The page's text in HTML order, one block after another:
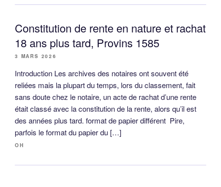
Constitution de rente en nature et rachat
18 ans plus tard, Provins 1585
3 MARS 2026
Introduction Les archives des notaires ont souvent été
reliées mais la plupart du temps, lors du classement, fait
sans doute chez le notaire, un acte de rachat d’une rente
était classé avec la constitution de la rente, alors qu’il est
des années plus tard. format de papier différent Pire,
parfois le format du papier du […]
OH